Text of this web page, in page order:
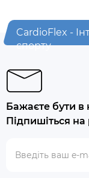
CardioFlex -
спорту
Бажаєте бути в
Підпишіться на